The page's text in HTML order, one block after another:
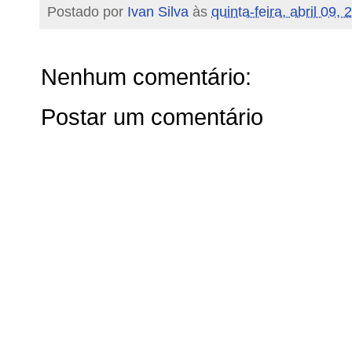
Postado por Ivan Silva às quinta-feira, abril 09,
Nenhum comentário:
Postar um comentário